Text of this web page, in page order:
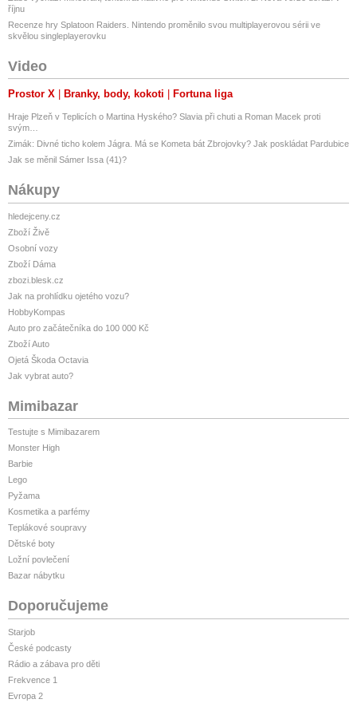
říjnu
Recenze hry Splatoon Raiders. Nintendo proměnilo svou multiplayerovou sérii ve
skvělou singleplayerovku
Video
Prostor X Branky, body, kokoti Fortuna liga
Hraje Plzeň v Teplicích o Martina Hyského? Slavia při chuti a Roman Macek proti
svým…
Zimák: Divné ticho kolem Jágra. Má se Kometa bát Zbrojovky? Jak poskládat Pardubice
Jak se měnil Sámer Issa (41)?
Nákupy
hledejceny.cz
Zboží Živě
Osobní vozy
Zboží Dáma
zbozi.blesk.cz
Jak na prohlídku ojetého vozu?
HobbyKompas
Auto pro začátečníka do 100 000 Kč
Zboží Auto
Ojetá Škoda Octavia
Jak vybrat auto?
Mimibazar
Testujte s Mimibazarem
Monster High
Barbie
Lego
Pyžama
Kosmetika a parfémy
Teplákové soupravy
Dětské boty
Ložní povlečení
Bazar nábytku
Doporučujeme
Starjob
České podcasty
Rádio a zábava pro děti
Frekvence 1
Evropa 2